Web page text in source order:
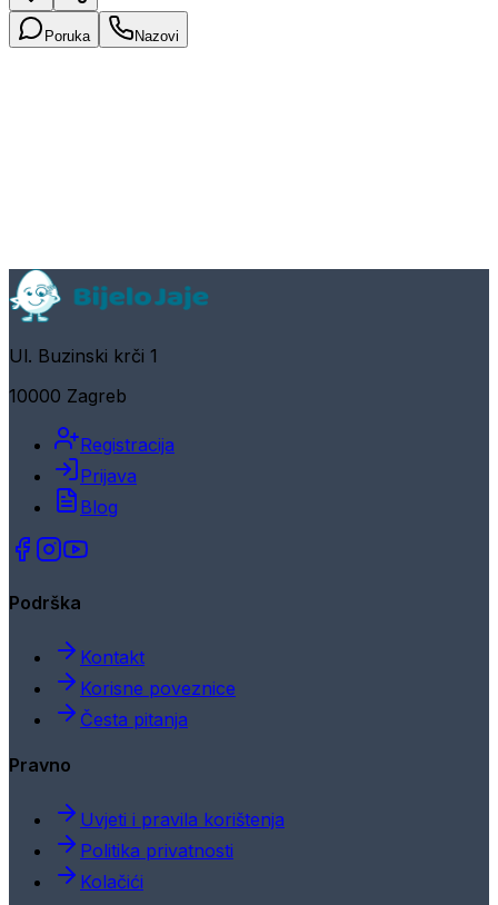
Poruka Nazovi
Ul. Buzinski krči 1
10000 Zagreb
Registracija
Prijava
Blog
Podrška
Kontakt
Korisne poveznice
Česta pitanja
Pravno
Uvjeti i pravila korištenja
Politika privatnosti
Kolačići